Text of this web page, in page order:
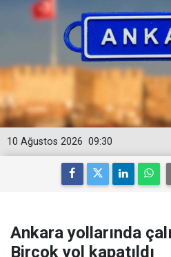
09:30
10 Ağustos 2026
Ankara yollarında
Birçok yol kapatıldı